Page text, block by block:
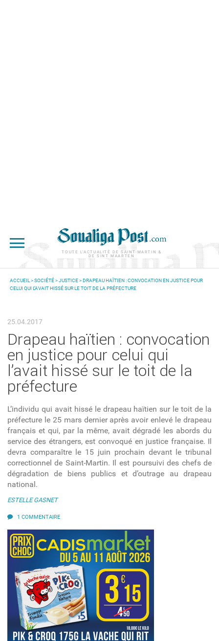
TOUTE L'ACTUALITÉ DE SAINT-MARTIN &
DE SINT MAARTEN
VOUS ÊTES ICI
ACCUEIL >SOCIÉTÉ>JUSTICE> DRAPEAU HAÏTIEN : CONVOCATION EN JUSTICE POUR
CELUI QUI L’AVAIT HISSÉ SUR LE TOIT DE LA PRÉFECTURE
25.04.2017
Drapeau haïtien : convocation
en justice pour celui qui
l’avait hissé sur le toit de la
préfecture
L’individu qui avait hissé le drapeau haïtien sur le toit de la
préfecture le 25 mars dernier après avoir enlevé le drapeau
français et qui, par la même, avait dégradé les abords du
service des étrangers, est convoqué en justice française. Il
devra comparaître le 15 juin prochain devant le tribunal
correctionnel de Saint-Martin. Il est poursuivi des chefs de
dégradation de biens publics et d’outrage au drapeau
national.
ESTELLE GASNET
1 COMMENTAIRE